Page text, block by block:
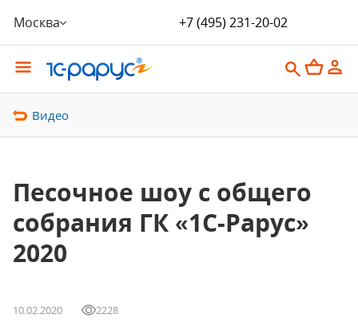
Москва +7 (495) 231-20-02
Видео
Песочное шоу с общего
собрания ГК «1С-Рарус»
2020
10.02.2020 2228